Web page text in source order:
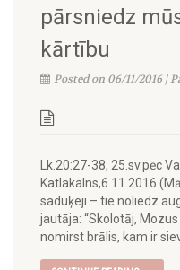
pārsniedz
kārtību
Posted on 06/11/2016 |
Lk.20:27-38, 25.sv.pēc
Katlakalns,6.11.2016
saduķeji – tie noliedz
jautāja: “Skolotāj,
nomirst brālis, kam ir